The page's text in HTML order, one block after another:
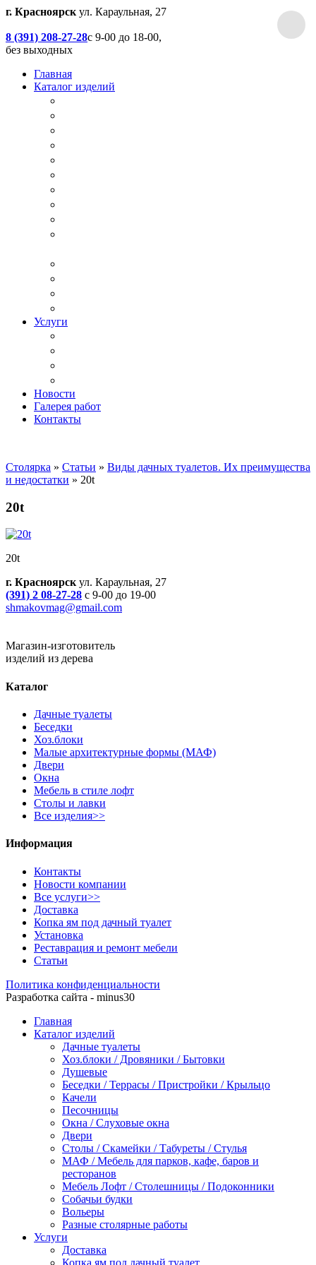
г. Красноярск ул. Караульная, 27
8 (391) 208-27-28с 9-00 до 18-00,
без выходных
Главная
Каталог изделий
Услуги
Новости
Галерея работ
Контакты
Столярка » Статьи » Виды дачных туалетов. Их преимущества
и недостатки » 20t
20t
20t
г. Красноярскул. Караульная, 27
(391) 2 08-27-28 с 9-00 до 19-00
shmakovmag@gmail.com
Магазин-изготовитель
изделий из дерева
Каталог
Дачные туалеты
Беседки
Хоз.блоки
Малые архитектурные формы (МАФ)
Двери
Окна
Мебель в стиле лофт
Столы и лавки
Все изделия>>
Информация
Контакты
Новости компании
Все услуги>>
Доставка
Копка ям под дачный туалет
Установка
Реставрация и ремонт мебели
Статьи
Политика конфиденциальности
Разработка сайта - minus30
Главная
Каталог изделий
Дачные туалеты
Хоз.блоки / Дровяники / Бытовки
Душевые
Беседки / Террасы / Пристройки / Крыльцо
Качели
Песочницы
Окна / Слуховые окна
Двери
Столы / Скамейки / Табуреты / Стулья
МАФ / Мебель для парков, кафе, баров и
ресторанов
Мебель Лофт / Столешницы / Подоконники
Собачьи будки
Вольеры
Разные столярные работы
Услуги
Доставка
Копка ям под дачный туалет